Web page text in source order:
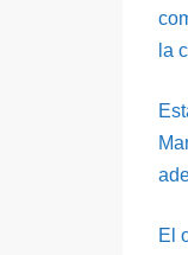
la
El